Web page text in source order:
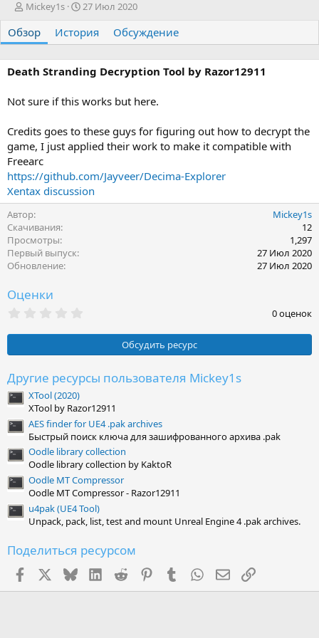
А
т
о
р
Mickey1s
Д
т
а
с
о
а
и
я
27 Июл 2020
Обзор История Обсуждение
Death Stranding Decryption Tool by Razor12911
Not sure if this works but here.
Credits goes to these guys for figuring out how to decrypt the
game, I just applied their work to make it compatible with
Freearc
https://github.com/Jayveer/Decima-Explorer
Xentax discussion
Автор
Mickey1s
Скачивания
12
Просмотры
1,297
Первый выпуск
27 Июл 2020
Обновление
27 Июл 2020
Оценки
0
з
ё
з
0 оценок
Обсудить ресурс
Другие ресурсы пользователя Mickey1s
XTool (2020)
XTool by Razor12911
AES finder for UE4 .pak archives
Быстрый поиск ключа для зашифрованного архива .pak
Oodle library collection
Oodle library collection by KaktoR
Oodle MT Compressor
Oodle MT Compressor - Razor12911
u4pak (UE4 Tool)
Unpack, pack, list, test and mount Unreal Engine 4 .pak archives.
Поделиться ресурсом
FacebookX (Twitter)
BlueskyLinkedInReddit PinterestTumblr WhatsApp
Электронная
Ссылка